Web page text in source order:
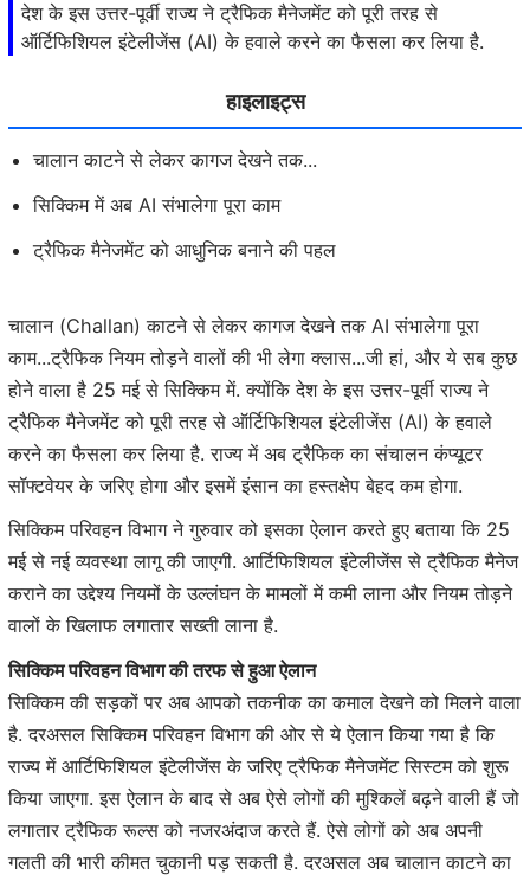
देश के इस उत्तर-पूर्वी राज्य ने ट्रैफिक मैनेजमेंट को पूरी तरह से
ऑर्टिफिशियल इंटेलीजेंस (AI) के हवाले करने का फैसला कर लिया है.
हाइलाइट्स
चालान काटने से लेकर कागज देखने तक...
सिक्किम में अब AI संभालेगा पूरा काम
ट्रैफिक मैनेजमेंट को आधुनिक बनाने की पहल
चालान (Challan) काटने से लेकर कागज देखने तक AI संभालेगा पूरा
काम...ट्रैफिक नियम तोड़ने वालों की भी लेगा क्लास...जी हां, और ये सब कुछ
होने वाला है 25 मई से सिक्किम में. क्योंकि देश के इस उत्तर-पूर्वी राज्य ने
ट्रैफिक मैनेजमेंट को पूरी तरह से ऑर्टिफिशियल इंटेलीजेंस (AI) के हवाले
करने का फैसला कर लिया है. राज्य में अब ट्रैफिक का संचालन कंप्यूटर
सॉफ्टवेयर के जरिए होगा और इसमें इंसान का हस्तक्षेप बेहद कम होगा.
सिक्किम परिवहन विभाग ने गुरुवार को इसका ऐलान करते हुए बताया कि 25
मई से नई व्यवस्था लागू की जाएगी. आर्टिफिशियल इंटेलीजेंस से ट्रैफिक मैनेज
कराने का उद्देश्य नियमों के उल्लंघन के मामलों में कमी लाना और नियम तोड़ने
वालों के खिलाफ लगातार सख्ती लाना है.
सिक्किम परिवहन विभाग की तरफ से हुआ ऐलान
सिक्किम की सड़कों पर अब आपको तकनीक का कमाल देखने को मिलने वाला
है. दरअसल सिक्किम परिवहन विभाग की ओर से ये ऐलान किया गया है कि
राज्य में आर्टिफिशियल इंटेलीजेंस के जरिए ट्रैफिक मैनेजमेंट सिस्टम को शुरू
किया जाएगा. इस ऐलान के बाद से अब ऐसे लोगों की मुश्किलें बढ़ने वाली हैं जो
लगातार ट्रैफिक रूल्स को नजरअंदाज करते हैं. ऐसे लोगों को अब अपनी
गलती की भारी कीमत चुकानी पड़ सकती है. दरअसल अब चालान काटने का